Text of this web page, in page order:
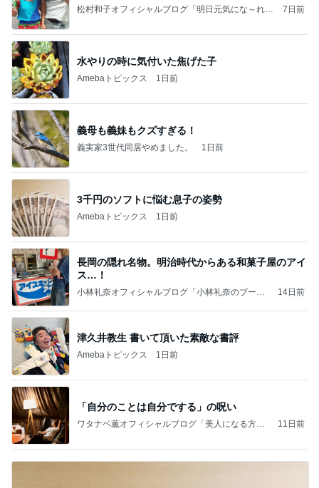
松村和子オフィシャルブログ「明日元気にな～れ」
7日前
水やりの時に気付いた焦げた子
Amebaトピックス 1日前
義母も義妹もクズすぎる！
義実家3世代同居やめました。 1日前
3千円のソフトに悩む息子の姿勢
Amebaトピックス 1日前
長岡の隠れ名物。明治時代からある和菓子屋のアイ
ス…！
小林礼奈オフィシャルブログ「小林礼奈のブーブ
14日前
津久井教生 書いて頂いた素敵な書評
Amebaトピックス 1日前
「自分のことは自分でする」の呪い
ワタナベ薫オフィシャルブログ「美人になる方
11日前